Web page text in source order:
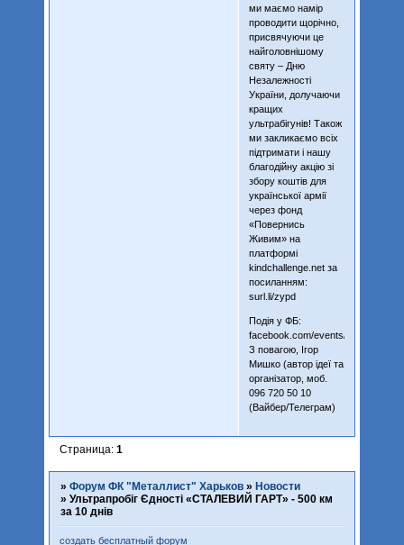
ми маємо намір
проводити щорічно,
присвячуючи це
найголовнішому
святу – Дню
Незалежності
України, долучаючи
кращих
ультрабігунів! Також
ми закликаємо всіх
підтримати і нашу
благодійну акцію зі
збору коштів для
української армії
через фонд
«Повернись
Живим» на
платформі
kindchallenge.net за
посиланням:
surl.li/zypd
Подія у ФБ:
facebook.com/events/
З повагою, Ігор
Мишко (автор ідеї та
організатор, моб.
096 720 50 10
(Вайбер/Телеграм)
Страница: 1
» Форум ФК "Металлист" Харьков » Новости
» Ультрапробіг Єдності «СТАЛЕВИЙ ГАРТ» - 500 км
за 10 днів
создать бесплатный форум